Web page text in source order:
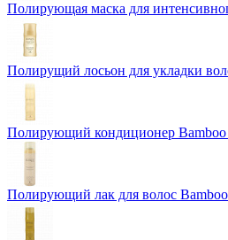
Полирующая маска для
Полирущий лосьон для укладки
Полирующий кондиционер Bamboo
Полирующий лак для волос